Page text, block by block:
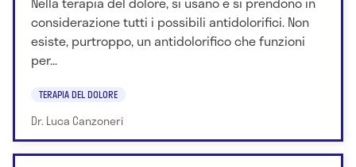
considerazione tutti i possibili antidolorifici. Non
esiste, purtroppo, un antidolorifico che funzioni
per...
TERAPIA DEL DOLORE
Dr. Luca Canzoneri